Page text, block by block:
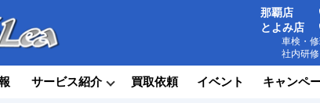
那覇店
とよみ店
車検・修理
社内研修・
サービス紹介 買取依頼 イベント キャンペ